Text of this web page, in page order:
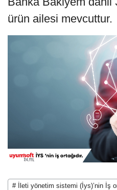
ürün ailesi mevcuttur.
# İleti yönetim sistemi (İys)’nin İş